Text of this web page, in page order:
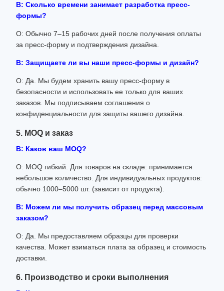
В: Сколько времени занимает разработка пресс-
формы?
О: Обычно 7–15 рабочих дней после получения оплаты
за пресс-форму и подтверждения дизайна.
В: Защищаете ли вы наши пресс-формы и дизайн?
О: Да. Мы будем хранить вашу пресс-форму в
безопасности и использовать ее только для ваших
заказов. Мы подписываем соглашения о
конфиденциальности для защиты вашего дизайна.
5. MOQ и заказ
В: Каков ваш MOQ?
О: MOQ гибкий. Для товаров на складе: принимается
небольшое количество. Для индивидуальных продуктов:
обычно 1000–5000 шт. (зависит от продукта).
В: Можем ли мы получить образец перед массовым
заказом?
О: Да. Мы предоставляем образцы для проверки
качества. Может взиматься плата за образец и стоимость
доставки.
6. Производство и сроки выполнения